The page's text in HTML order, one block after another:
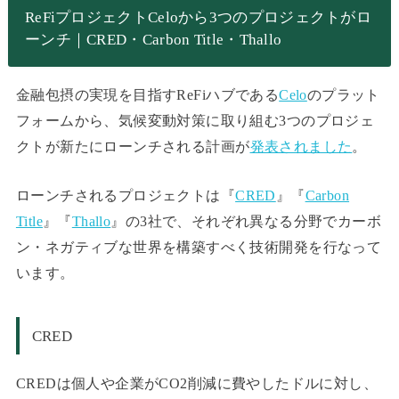
ReFiプロジェクトCeloから3つのプロジェクトがロ
ーンチ｜CRED・Carbon Title・Thallo
金融包摂の実現を目指すReFiハブであるCeloのプラット
フォームから、気候変動対策に取り組む3つのプロジェ
クトが新たにローンチされる計画が発表されました。
ローンチされるプロジェクトは『CRED 』『Carbon
Title』『Thallo』の3社で、それぞれ異なる分野でカーボ
ン・ネガティブな世界を構築すべく技術開発を行なって
います。
CRED
CREDは個人や企業がCO2削減に費やしたドルに対し、